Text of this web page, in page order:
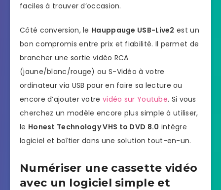
faciles à trouver d’occasion.
Côté conversion, le Hauppauge USB-Live2 est un
bon compromis entre prix et fiabilité. Il permet de
brancher une sortie vidéo RCA
(jaune/blanc/rouge) ou S-Vidéo à votre
ordinateur via USB pour en faire sa lecture ou
encore d’ajouter votre vidéo sur Youtube. Si vous
cherchez un modèle encore plus simple à utiliser,
le Honest Technology VHS to DVD 8.0 intègre
logiciel et boîtier dans une solution tout-en-un.
Numériser une cassette vidéo
avec un logiciel simple et